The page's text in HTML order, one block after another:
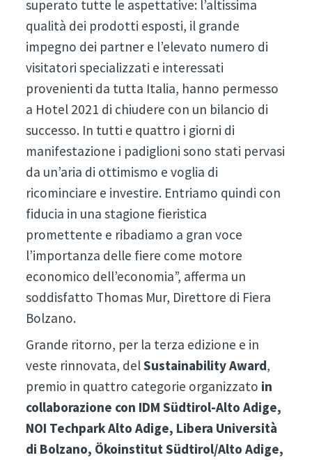
superato tutte le aspettative: l’altissima
qualità dei prodotti esposti, il grande
impegno dei partner e l’elevato numero di
visitatori specializzati e interessati
provenienti da tutta Italia, hanno permesso
a Hotel 2021 di chiudere con un bilancio di
successo. In tutti e quattro i giorni di
manifestazione i padiglioni sono stati pervasi
da un’aria di ottimismo e voglia di
ricominciare e investire. Entriamo quindi con
fiducia in una stagione fieristica
promettente e ribadiamo a gran voce
l’importanza delle fiere come motore
economico dell’economia”, afferma un
soddisfatto Thomas Mur, Direttore di Fiera
Bolzano.
Grande ritorno, per la terza edizione e in
veste rinnovata, delSustainability Award,
premio in quattro categorie organizzato in
collaborazione con IDM Südtirol-Alto Adige,
NOI Techpark Alto Adige, Libera Università
di Bolzano, Ökoinstitut Südtirol/Alto Adige,